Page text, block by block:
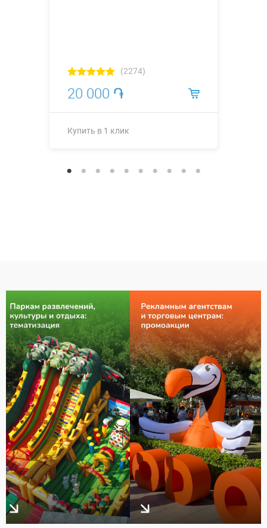
(2274)
20 000 ֏
Купить в 1 клик